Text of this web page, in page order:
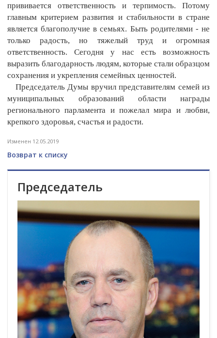
прививается ответственность и терпимость. Потому
главным критерием развития и стабильности в стране
является благополучие в семьях. Быть родителями - не
только радость, но тяжелый труд и огромная
ответственность. Сегодня у нас есть возможность
выразить благодарность людям, которые стали образцом
сохранения и укрепления семейных ценностей.
Председатель Думы вручил представителям семей из
муниципальных образований области награды
регионального парламента и пожелал мира и любви,
крепкого здоровья, счастья и радости.
Изменен 12.05.2019
Возврат к списку
Председатель